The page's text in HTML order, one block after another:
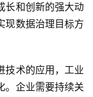
长和创新的强大动
现数据治理目标方
技术的应用，工业
。企业需要持续关